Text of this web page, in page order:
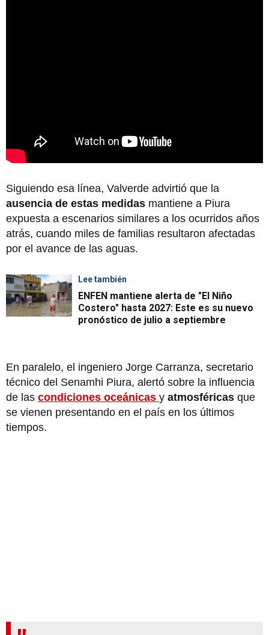
Siguiendo esa línea, Valverde advirtió que la
ausencia de estas medidas mantiene a Piura
expuesta a escenarios similares a los ocurridos años
atrás, cuando miles de familias resultaron afectadas
por el avance de las aguas.
Lee también
ENFEN mantiene alerta de "El Niño
Costero" hasta 2027: Este es su nuevo
pronóstico de julio a septiembre
En paralelo, el ingeniero Jorge Carranza, secretario
técnico del Senamhi Piura, alertó sobre la influencia
de las condiciones oceánicas y atmosféricas que
se vienen presentando en el país en los últimos
tiempos.